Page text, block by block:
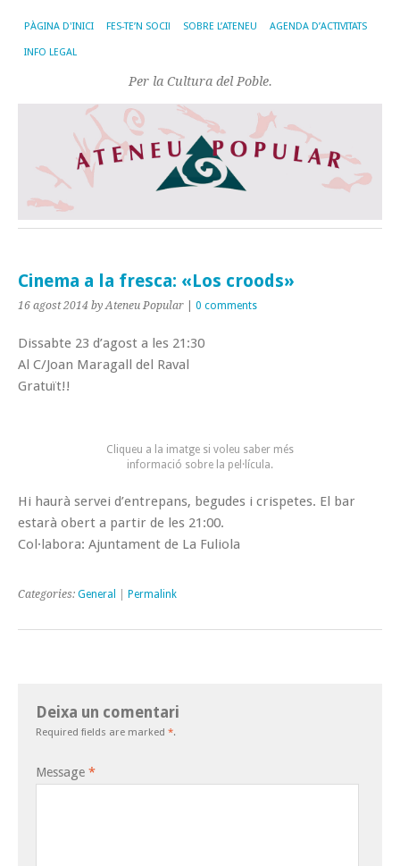
PÀGINA D'INICI FES-TE’N SOCI! SOBRE L’ATENEU AGENDA D’ACTIVITATS
INFO LEGAL
Per la Cultura del Poble.
Cinema a la fresca: «Los croods»
16 agost 2014 by Ateneu Popular 0 comments
Dissabte 23 d’agost a les 21:30
Al C/Joan Maragall del Raval
Gratuït!!
Cliqueu a la imatge si voleu saber més
informació sobre la pel·lícula.
Hi haurà servei d’entrepans, begudes i crispetes. El bar
estarà obert a partir de les 21:00.
Col·labora: Ajuntament de La Fuliola
Categories: General Permalink
Deixa un comentari
Required fields are marked *.
Message *